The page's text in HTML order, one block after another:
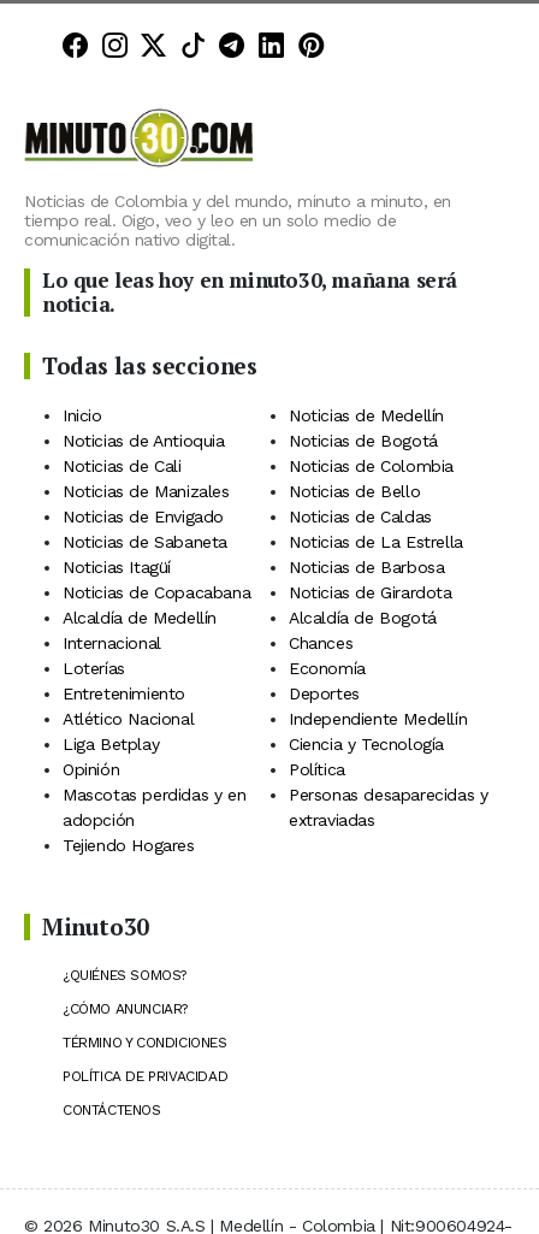
Minuto30 en Facebook
Minuto30 en Instagram
Minuto30 en X (Twitter)
Minuto30 en TikTok
Canal de Minuto30 en
Minuto30 en LinkedIn
Minuto30 en
Noticias de Colombia y del mundo, minuto a minuto, en
tiempo real. Oigo, veo y leo en un solo medio de
comunicación nativo digital.
Lo que leas hoy en minuto30, mañana será
noticia.
Todas las secciones
Inicio
Noticias de Medellín
Noticias de Antioquia
Noticias de Bogotá
Noticias de Cali
Noticias de Colombia
Noticias de Manizales
Noticias de Bello
Noticias de Envigado
Noticias de Caldas
Noticias de Sabaneta
Noticias de La Estrella
Noticias Itagüí
Noticias de Barbosa
Noticias de Copacabana
Noticias de Girardota
Alcaldía de Medellín
Alcaldía de Bogotá
Internacional
Chances
Loterías
Economía
Entretenimiento
Deportes
Atlético Nacional
Independiente Medellín
Liga Betplay
Ciencia y Tecnología
Opinión
Política
Mascotas perdidas y en
adopción
Personas desaparecidas y
extraviadas
Tejiendo Hogares
Minuto30
¿QUIÉNES SOMOS?
¿CÓMO ANUNCIAR?
TÉRMINO Y CONDICIONES
POLÍTICA DE PRIVACIDAD
CONTÁCTENOS
© 2026 Minuto30 S.A.S | Medellín - Colombia | Nit:900604924-